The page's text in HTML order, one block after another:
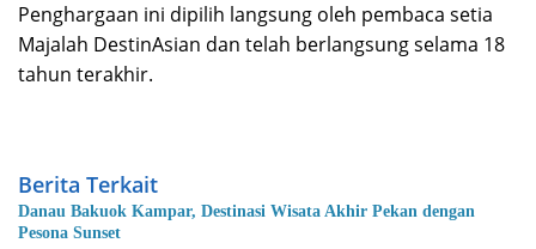
Penghargaan ini dipilih langsung oleh pembaca setia
Majalah DestinAsian dan telah berlangsung selama 18
tahun terakhir.
Berita Terkait
Danau Bakuok Kampar, Destinasi Wisata Akhir Pekan dengan
Pesona Sunset